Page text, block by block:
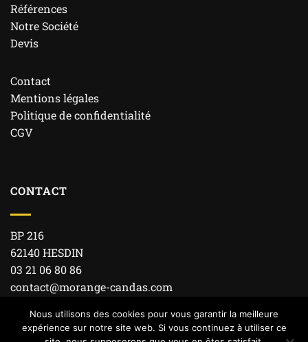
Références
Notre Société
Devis
Contact
Mentions légales
Politique de confidentialité
CGV
CONTACT
BP 216
62140 HESDIN
03 21 06 80 86
contact@morange-candas.com
Nous utilisons des cookies pour vous garantir la meilleure
expérience sur notre site web. Si vous continuez à utiliser ce